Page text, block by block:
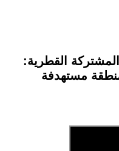
القطرية:
مستهدفة